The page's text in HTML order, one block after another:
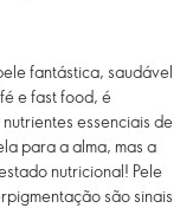
fantástica, saudável
e fast food, é
essenciais de
para a alma, mas a
nutricional! Pele
são sinais